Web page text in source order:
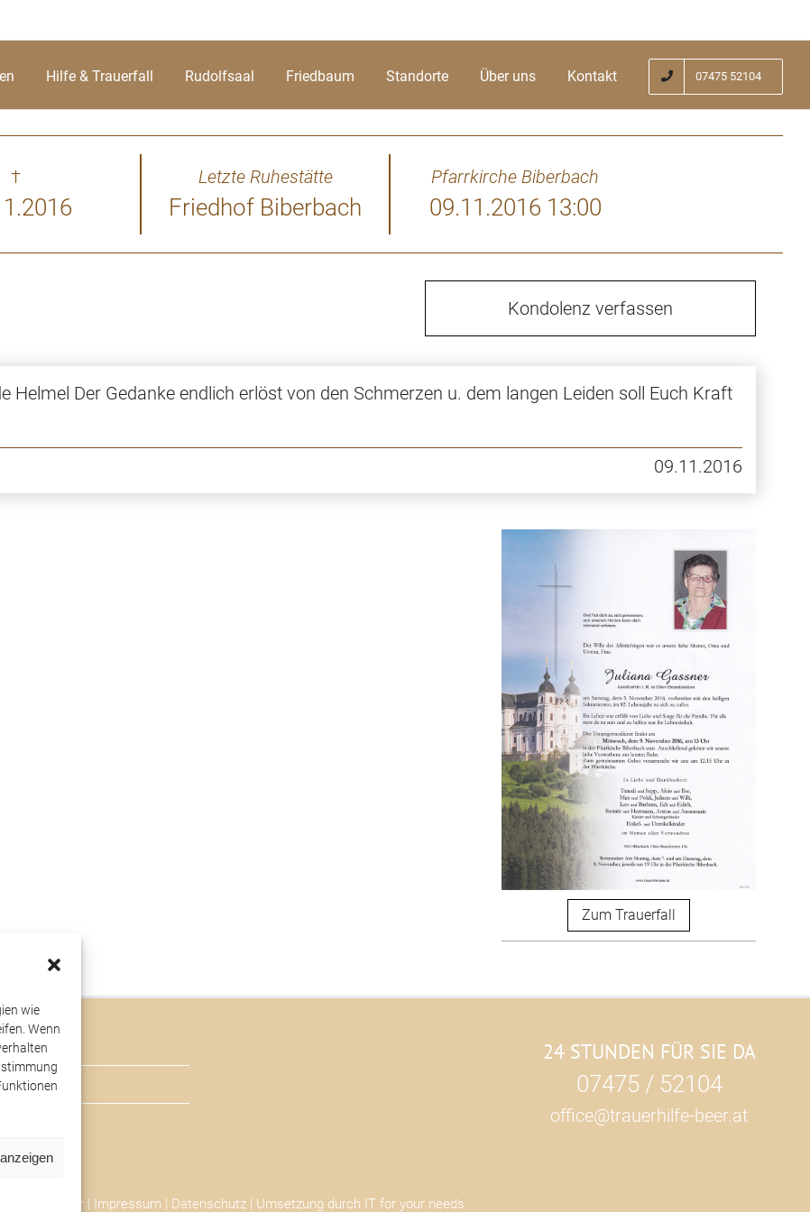
wie
Wenn
Hilfe & Trauerfall Rudolfsaal Friedbaum Standorte Über uns Kontakt 07475 52104
† Letzte Ruhestätte
Friedhof Biberbach
Pfarrkirche Biberbach
09.11.2016 13:00
Kondolenz verfassen
Helmel Der Gedanke endlich erlöst von den Schmerzen u. dem langen Leiden soll Euch Kraft
09.11.2016
Zum Trauerfall
24 STUNDEN FÜR SIE DA
07475 / 52104
office@trauerhilfe-beer.at
Beer | Impressum | Datenschutz| Umsetzung durch IT for your needs